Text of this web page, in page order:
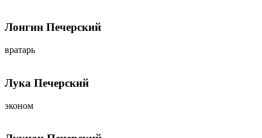
Лонгин Печерский
вратарь
Лука Печерский
эконом